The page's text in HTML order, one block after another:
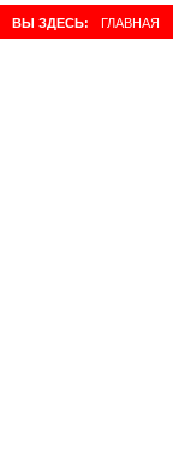
ВЫ ЗДЕСЬ: ГЛАВНАЯ